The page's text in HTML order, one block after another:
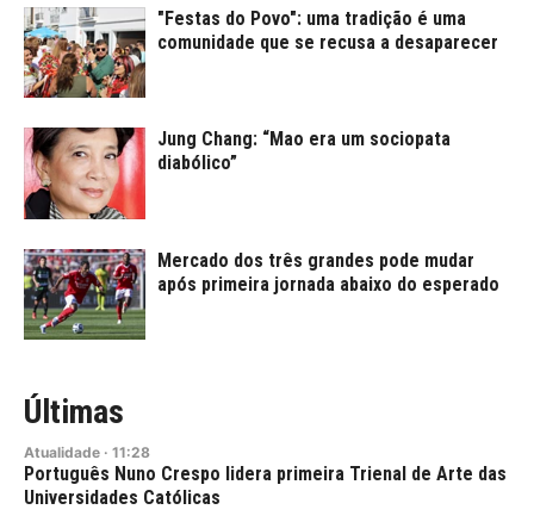
"Festas do Povo": uma tradição é uma
comunidade que se recusa a desaparecer
Jung Chang: “Mao era um sociopata
diabólico”
Mercado dos três grandes pode mudar
após primeira jornada abaixo do esperado
Últimas
Atualidade · 11:28
Português Nuno Crespo lidera primeira Trienal de Arte das
Universidades Católicas